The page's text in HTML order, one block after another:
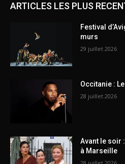
ARTICLES LES PLUS
Festival
murs
29 juillet 2026
Occitanie :
28 juillet 2026
Avant le soir
à Marseille